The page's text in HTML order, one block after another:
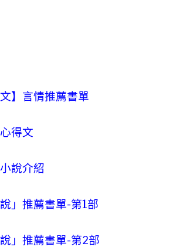
】 言情推薦書單
得文
說介紹
說」推薦書單-第1部
說」推薦書單-第2部